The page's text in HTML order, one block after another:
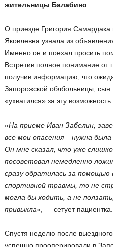
жительницы Балабино
О приезде Григория
Яковлевна узнала из
Именно он и поехал просить
Встретив полное понимание от
получив информацию, что
Запорожской облбольницы,
«ухватился» за эту возможность.
«На приеме Иван Забелин,
все мои опасения – нужна
Он мне сказал, что уже
посоветовал немедленно
сразу обратилась за помощью
спортивной травмы, то не
могла бы ходить, а не
привыкла», — сетует пациентка.
Спустя неделю после